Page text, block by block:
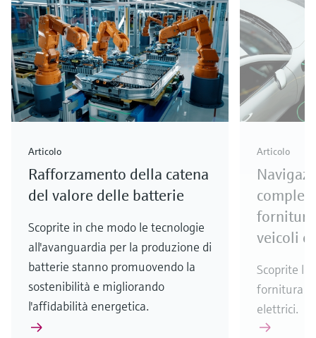
Articolo
Rafforzamento della catena
del valore delle batterie
Scoprite in che modo le tecnologie
all'avanguardia per la produzione di
batterie stanno promuovendo la
sostenibilità e migliorando
l'affidabilità energetica.
Articolo
veicoli
Scoprite la
fornitura
elettrici.